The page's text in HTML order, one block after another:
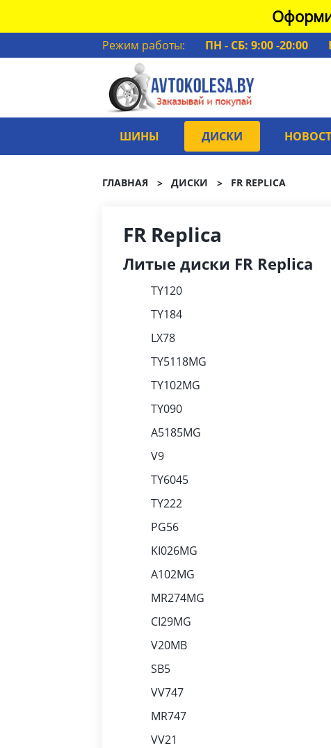
Оформи
Режим работы: ПН - СБ: 9:00 -20:00
ШИНЫ ДИСКИ
ГЛАВНАЯ ДИСКИ FR REPLICA
FR Replica
Литые диски FR Replica
TY120
TY184
LX78
TY5118MG
TY102MG
TY090
A5185MG
V9
TY6045
TY222
PG56
KI026MG
A102MG
MR274MG
CI29MG
V20MB
SB5
VV747
MR747
VV21